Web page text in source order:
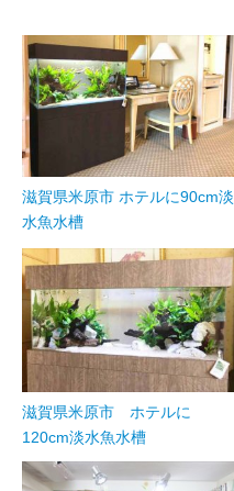
滋賀県米原市 ホテルに90cm淡
水魚水槽
滋賀県米原市 ホテルに
120cm淡水魚水槽